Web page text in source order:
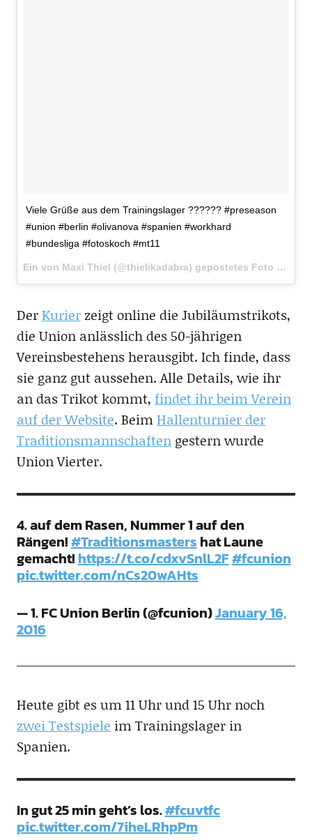
Viele Grüße aus dem Trainingslager ?????? #preseason
#union #berlin #olivanova #spanien #workhard
#bundesliga #fotoskoch #mt11
Ein von Maxi Thiel (@thielikadabra) gepostetes Foto am
DerKurierzeigt online die Jubiläumstrikots,
die Union anlässlich des 50-jährigen
Vereinsbestehens herausgibt. Ich finde, dass
sie ganz gut aussehen. Alle Details, wie ihr
an das Trikot kommt, findet ihr beim Verein
auf der Website. BeimHallenturnier der
Traditionsmannschaftengestern wurde
Union Vierter.
4. auf dem Rasen, Nummer 1 auf den
Rängen!#Traditionsmastershat Laune
gemacht!https://t.co/cdxvSnlL2F#fcunion
pic.twitter.com/nCs20wAHts
— 1. FC Union Berlin (@fcunion)January 16,
2016
Heute gibt es um 11 Uhr und 15 Uhr noch
zwei Testspiele im Trainingslager in
Spanien.
In gut 25 min geht’s los.#fcuvtfc
pic.twitter.com/7iheLRhpPm